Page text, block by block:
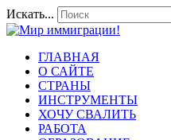
Искать...
ГЛАВНАЯ
О САЙТЕ
СТРАНЫ
ИНСТРУМЕНТЫ
ХОЧУ СВАЛИТЬ
РАБОТА